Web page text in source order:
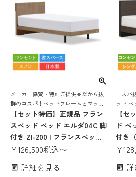
メーカー協賛・特別ご提供品だから抜
群のコスパ！ベッドフレームとマット
レスがセットでお得！
【セット特価】正規品 フラン
スベッド ベッド エルダ04C 脚
付き ZI-200 | フランスベッド
製 マットレス付き マットレス
しゃれ コンパクト 省スペース
¥126,500税込〜
詳細を見る
コスパ
ッド ベ
スセ
ベッド
ンパクト
【セ
ド ベ
付き
ム（
ス付
¥